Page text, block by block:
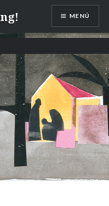
MENÚ